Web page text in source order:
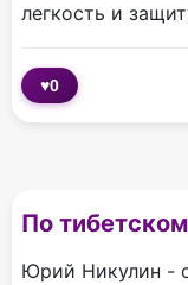
легкость и
♥0
По
Юрий Никулин -